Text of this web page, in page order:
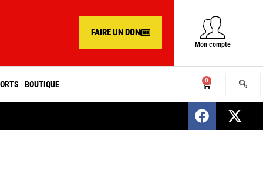
FAIRE UN DON
Mon compte
BOUTIQUE 0
SENEGAL : Nomination d’un nouveau